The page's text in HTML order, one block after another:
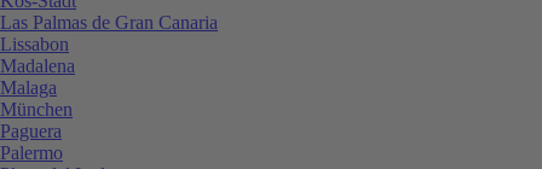
Las Palmas de Gran Canaria
Lissabon
Madalena
Malaga
München
Paguera
Palermo